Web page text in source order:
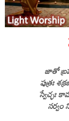
జాతో
పుత్రః
స్వేచ్ఛః
సర్వం